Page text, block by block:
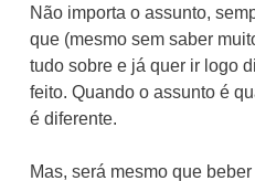
Não importa o assunto,
que (mesmo sem saber
tudo sobre e já quer ir logo
feito. Quando o assunto é
é diferente.
Mas, será mesmo que